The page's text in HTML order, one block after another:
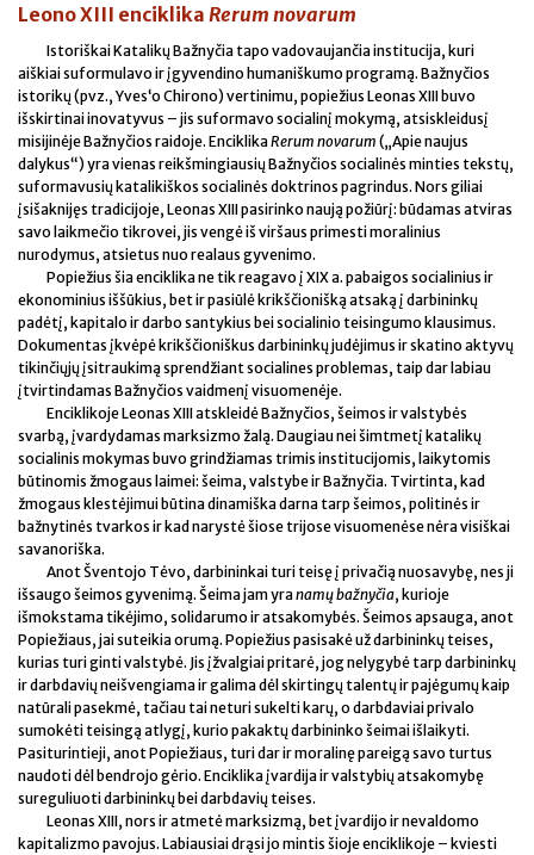
Leono XIII enciklika Rerum novarum
Istoriškai Katalikų Bažnyčia tapo vadovaujančia institucija, kuri
aiškiai suformulavo ir įgyvendino humaniškumo programą. Bažnyčios
istorikų (pvz., Yves‘o Chirono) vertinimu, popiežius Leonas XIII buvo
išskirtinai inovatyvus – jis suformavo socialinį mokymą, atsiskleidusį
misijinėje Bažnyčios raidoje. EnciklikaRerum novarum („Apie naujus
dalykus“) yra vienas reikšmingiausių Bažnyčios socialinės minties tekstų,
suformavusių katalikiškos socialinės doktrinos pagrindus. Nors giliai
įsišaknijęs tradicijoje, Leonas XIII pasirinko naują požiūrį: būdamas atviras
savo laikmečio tikrovei, jis vengė iš viršaus primesti moralinius
nurodymus, atsietus nuo realaus gyvenimo.
Popiežius šia enciklika ne tik reagavo į XIX a. pabaigos socialinius ir
ekonominius iššūkius, bet ir pasiūlė krikščionišką atsaką į darbininkų
padėtį, kapitalo ir darbo santykius bei socialinio teisingumo klausimus.
Dokumentas įkvėpė krikščioniškus darbininkų judėjimus ir skatino aktyvų
tikinčiųjų įsitraukimą sprendžiant socialines problemas, taip dar labiau
įtvirtindamas Bažnyčios vaidmenį visuomenėje.
Enciklikoje Leonas XIII atskleidė Bažnyčios, šeimos ir valstybės
svarbą, įvardydamas marksizmo žalą. Daugiau nei šimtmetį katalikų
socialinis mokymas buvo grindžiamas trimis institucijomis, laikytomis
būtinomis žmogaus laimei: šeima, valstybe ir Bažnyčia. Tvirtinta, kad
žmogaus klestėjimui būtina dinamiška darna tarp šeimos, politinės ir
bažnytinės tvarkos ir kad narystė šiose trijose visuomenėse nėra visiškai
savanoriška.
Anot Šventojo Tėvo, darbininkai turi teisę į privačią nuosavybę, nes ji
išsaugo šeimos gyvenimą. Šeima jam yranamų bažnyčia, kurioje
išmokstama tikėjimo, solidarumo ir atsakomybės. Šeimos apsauga, anot
Popiežiaus, jai suteikia orumą. Popiežius pasisakė už darbininkų teises,
kurias turi ginti valstybė. Jis įžvalgiai pritarė, jog nelygybė tarp darbininkų
ir darbdavių neišvengiama ir galima dėl skirtingų talentų ir pajėgumų kaip
natūrali pasekmė, tačiau tai neturi sukelti karų, o darbdaviai privalo
sumokėti teisingą atlygį, kurio pakaktų darbininko šeimai išlaikyti.
Pasiturintieji, anot Popiežiaus, turi dar ir moralinę pareigą savo turtus
naudoti dėl bendrojo gėrio. Enciklika įvardija ir valstybių atsakomybę
sureguliuoti darbininkų bei darbdavių teises.
Leonas XIII, nors ir atmetė marksizmą, bet įvardijo ir nevaldomo
kapitalizmo pavojus. Labiausiai drąsi jo mintis šioje enciklikoje – kviesti